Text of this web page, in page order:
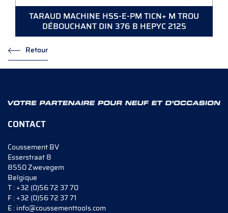
TARAUD MACHINE HSS-E-PM TICN+ M TROU
DÉBOUCHANT DIN 376 B HEPYC 2125
Retour
CONTACT
Coussement BV
Esserstraat 8
8550 Zwevegem
Belgique
T :+32 (0)56 72 37 70
F :+32 (0)56 72 37 71
E :info@coussementtools.com